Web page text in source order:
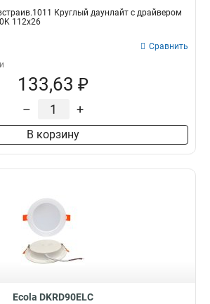
Круглый даунлайт с драйвером
112x26
Сравнить
133,63 ₽
– +
В корзину
Ecola DKRD90ELC